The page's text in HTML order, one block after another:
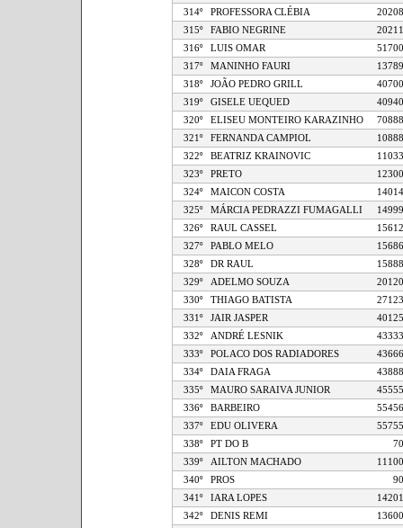
314º
PROFESSORA CLÉBIA
315º
FABIO NEGRINE
316º
LUIS OMAR
317º
MANINHO FAURI
318º
JOÃO PEDRO GRILL
319º
GISELE UEQUED
320º
ELISEU MONTEIRO KARAZINHO
321º
FERNANDA CAMPIOL
322º
BEATRIZ KRAINOVIC
323º
PRETO
324º
MAICON COSTA
325º
MÁRCIA PEDRAZZI FUMAGALLI
326º
RAUL CASSEL
327º
PABLO MELO
328º
DR RAUL
329º
ADELMO SOUZA
330º
THIAGO BATISTA
331º
JAIR JASPER
332º
ANDRÉ LESNIK
333º
POLACO DOS RADIADORES
334º
DAIA FRAGA
335º
MAURO SARAIVA JUNIOR
336º
BARBEIRO
337º
EDU OLIVERA
338º
PT DO B
339º
AILTON MACHADO
340º
PROS
341º
IARA LOPES
342º
DENIS REMI